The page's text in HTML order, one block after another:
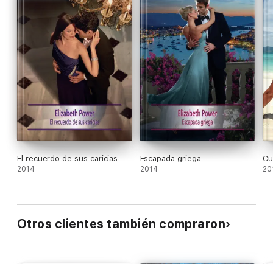
El recuerdo de sus caricias
2014
Escapada griega
2014
Otros clientes también compraron